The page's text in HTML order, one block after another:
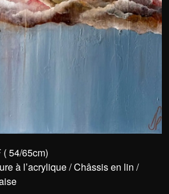
54/65cm)
à l’acrylique / Châssis en lin /